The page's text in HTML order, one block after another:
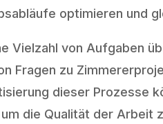
optimieren und
Vielzahl von Aufgaben
Fragen zu
dieser Prozesse
die Qualität der Arbeit